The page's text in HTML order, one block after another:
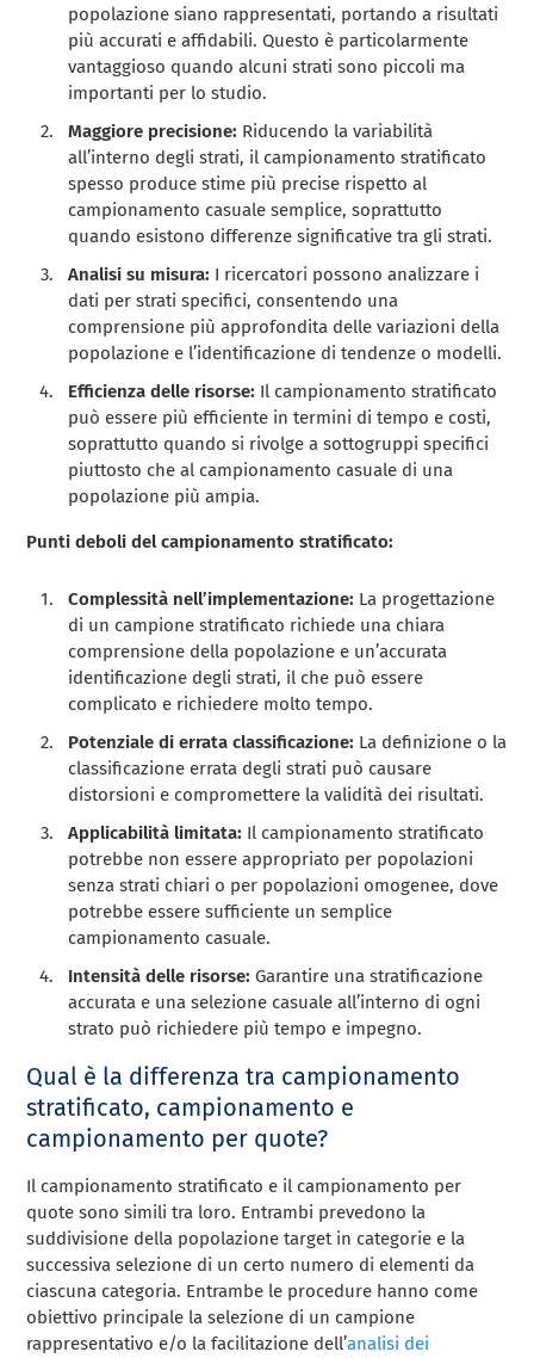
popolazione siano rappresentati, portando a risultati
più accurati e affidabili. Questo è particolarmente
vantaggioso quando alcuni strati sono piccoli ma
importanti per lo studio.
Maggiore precisione: Riducendo la variabilità
all’interno degli strati, il campionamento stratificato
spesso produce stime più precise rispetto al
campionamento casuale semplice, soprattutto
quando esistono differenze significative tra gli strati.
Analisi su misura: I ricercatori possono analizzare i
dati per strati specifici, consentendo una
comprensione più approfondita delle variazioni della
popolazione e l’identificazione di tendenze o modelli.
Efficienza delle risorse: Il campionamento stratificato
può essere più efficiente in termini di tempo e costi,
soprattutto quando si rivolge a sottogruppi specifici
piuttosto che al campionamento casuale di una
popolazione più ampia.
Punti deboli del campionamento stratificato:
Complessità nell’implementazione: La progettazione
di un campione stratificato richiede una chiara
comprensione della popolazione e un’accurata
identificazione degli strati, il che può essere
complicato e richiedere molto tempo.
Potenziale di errata classificazione: La definizione o la
classificazione errata degli strati può causare
distorsioni e compromettere la validità dei risultati.
Applicabilità limitata: Il campionamento stratificato
potrebbe non essere appropriato per popolazioni
senza strati chiari o per popolazioni omogenee, dove
potrebbe essere sufficiente un semplice
campionamento casuale.
Intensità delle risorse: Garantire una stratificazione
accurata e una selezione casuale all’interno di ogni
strato può richiedere più tempo e impegno.
Qual è la differenza tra campionamento
stratificato, campionamento e
campionamento per quote?
Il campionamento stratificato e il campionamento per
quote sono simili tra loro. Entrambi prevedono la
suddivisione della popolazione target in categorie e la
successiva selezione di un certo numero di elementi da
ciascuna categoria. Entrambe le procedure hanno come
obiettivo principale la selezione di un campione
rappresentativo e/o la facilitazione dell’analisi dei